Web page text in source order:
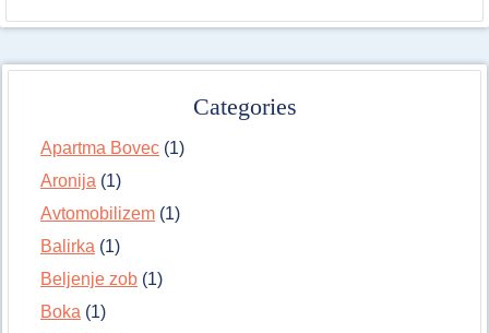
Categories
Apartma Bovec (1)
Aronija (1)
Avtomobilizem (1)
Balirka (1)
Beljenje zob (1)
Boka (1)